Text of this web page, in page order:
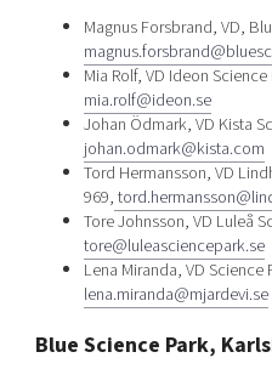
Magnus Forsbrand, VD,
Mia Rolf, VD Ideon
mia.rolf@ideon.se
Johan Ödmark, VD Kista
johan.odmark@kista.com
Tord Hermansson, VD
969,
Tore Johnsson, VD Luleå
tore@luleasciencepark.se
Lena Miranda, VD
lena.miranda@mjardevi.se
Blue Science Park,